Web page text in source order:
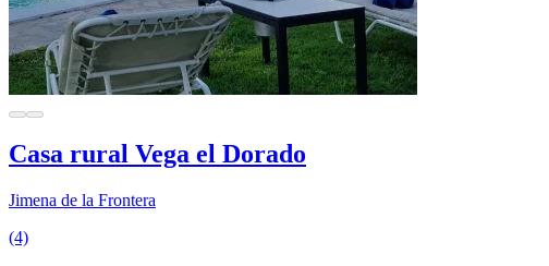
Casa rural Vega el Dorado
Jimena de la Frontera
(4)